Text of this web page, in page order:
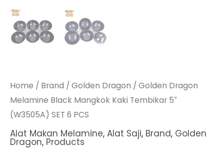
Home / Brand / Golden Dragon / Golden Dragon
Melamine Black Mangkok Kaki Tembikar 5″
(W3505A) SET 6 PCS
Alat Makan Melamine, Alat Saji, Brand, Golden
Dragon, Products